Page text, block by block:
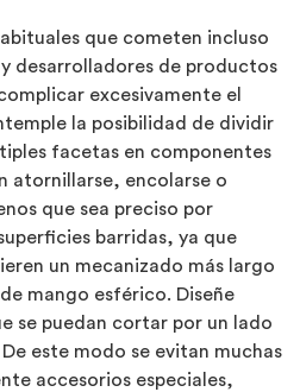
que cometen incluso
desarrolladores de productos
excesivamente el
la posibilidad de dividir
facetas en componentes
atornillarse, encolarse o
que sea preciso por
barridas, ya que
un mecanizado más largo
mango esférico. Diseñe
se puedan cortar por un lado
este modo se evitan muchas
accesorios especiales,